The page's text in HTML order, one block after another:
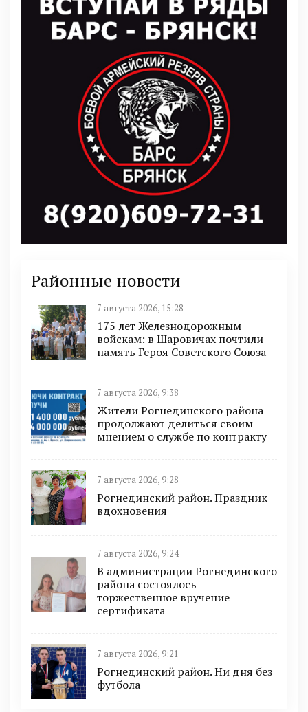
Районные новости
7 августа 2026, 15:28
175 лет Железнодорожным
войскам: в Шаровичах почтили
память Героя Советского Союза
7 августа 2026, 9:38
Жители Рогнединского района
продолжают делиться своим
мнением о службе по контракту
7 августа 2026, 9:28
Рогнединский район. Праздник
вдохновения
7 августа 2026, 9:24
В администрации Рогнединского
района состоялось
торжественное вручение
сертификата
7 августа 2026, 9:21
Рогнединский район. Ни дня без
футбола